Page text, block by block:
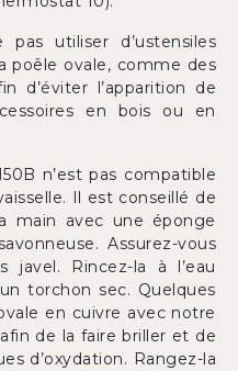
utiliser d’ustensiles
poêle ovale, comme des
d’éviter l’apparition de
en bois ou en
n’est pas compatible
Il est conseillé de
main avec une éponge
Assurez-vous
javel. Rincez-la à l’eau
torchon sec. Quelques
en cuivre avec notre
de la faire briller et de
d’oxydation. Rangez-la